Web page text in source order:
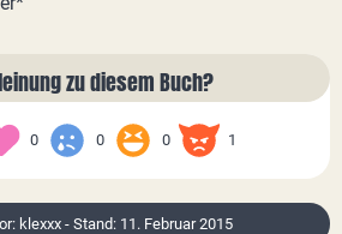
zu diesem Buch?
0 0 0 1
klexxx - Stand: 11. Februar 2015